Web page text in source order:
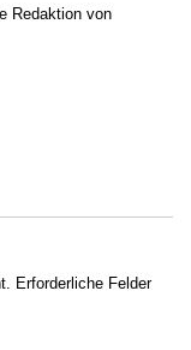
Redaktion von
Erforderliche Felder